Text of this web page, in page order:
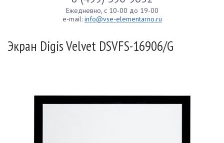
Ежедневно, с 10-00 до 19-00
e-mail: info@vse-elementarno.ru
Экран Digis Velvet DSVFS-16906/G